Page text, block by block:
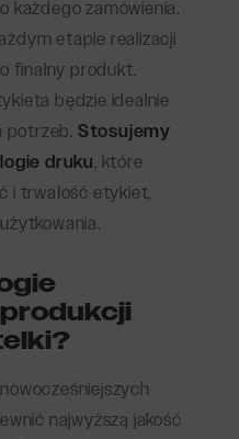
każdego zamówienia.
etapie realizacji
finalny produkt.
będzie idealnie
potrzeb. Stosujemy
druku, które
i trwałość etykiet,
najwyższą jakość